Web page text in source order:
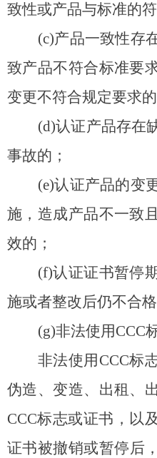
致性或产品与标准的符
(c)产品一致性存
致产品不符合标准要
变更不符合规定要求的
(d)认证产品存在
事故的；
(e)认证产品的变
施，造成产品不一致
效的；
(f)认证证书暂停
施或者整改后仍不合格
(g)非法使用CCC
非法使用CCC标
伪造、变造、出租、
CCC标志或证书，以
证书被撤销或暂停后